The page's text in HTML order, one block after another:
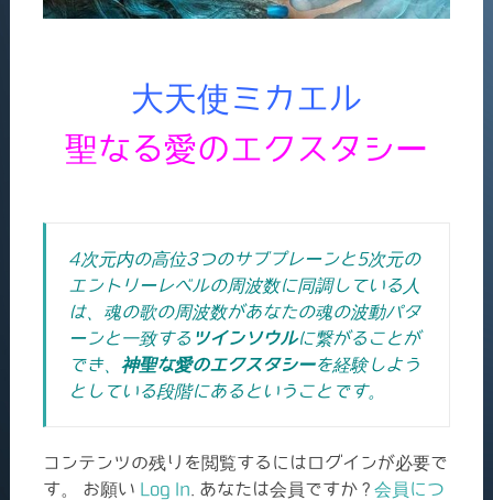
大天使ミカエル
聖なる愛のエクスタシー
4次元内の高位3つのサブプレーンと5次元の
エントリーレベルの周波数に同調している人
は、魂の歌の周波数があなたの魂の波動パタ
ーンと一致する ツインソウルに繋がることが
でき、 神聖な愛のエクスタシーを経験しよう
としている段階にあるということです。
コンテンツの残りを閲覧するにはログインが必要で
す。 お願い Log In . あなたは会員ですか ? 会員につ